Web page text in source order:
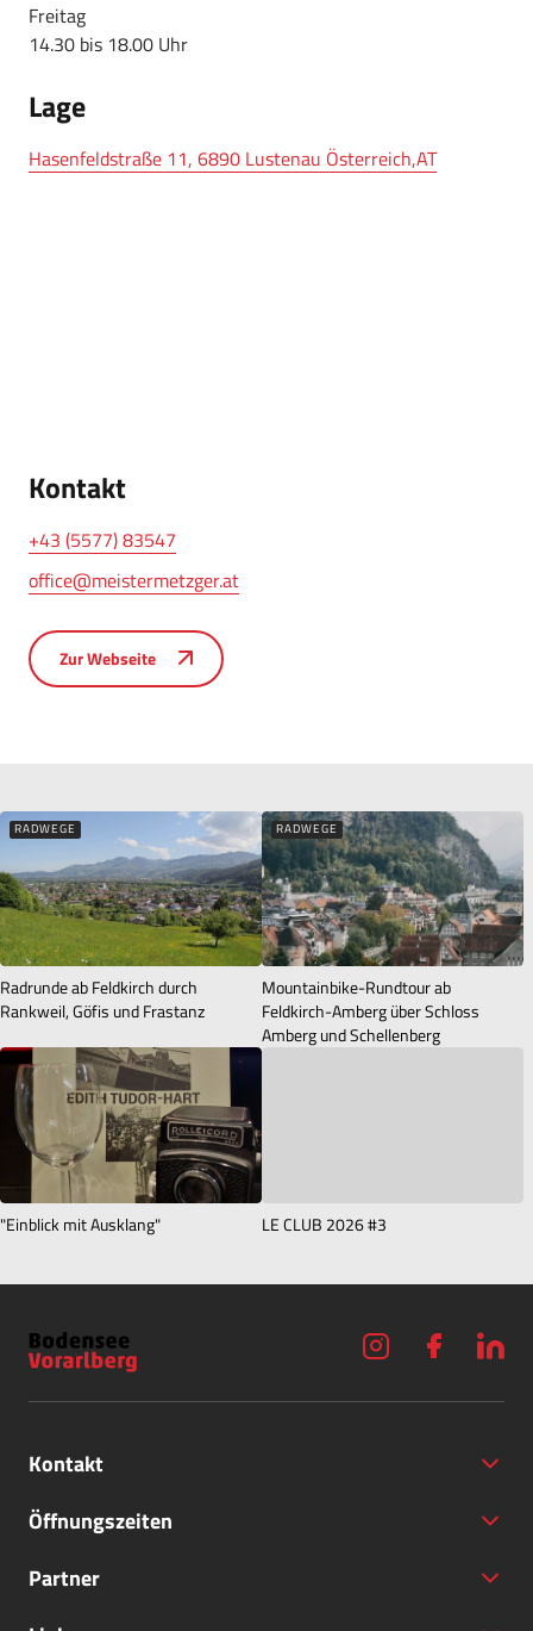
Freitag
14.30 bis 18.00 Uhr
Lage
Hasenfeldstraße 11, 6890 Lustenau Österreich,AT
Kontakt
+43 (5577) 83547
office@meistermetzger.at
Zur Webseite
RADWEGE
Radrunde ab Feldkirch durch
Rankweil, Göfis und Frastanz
RADWEGE
Mountainbike-Rundtour ab
Feldkirch-Amberg über Schloss
Amberg und Schellenberg
"Einblick mit Ausklang" LE CLUB 2026 #3
Kontakt
+43 (5572) 40797
Öffnungszeiten
Partner